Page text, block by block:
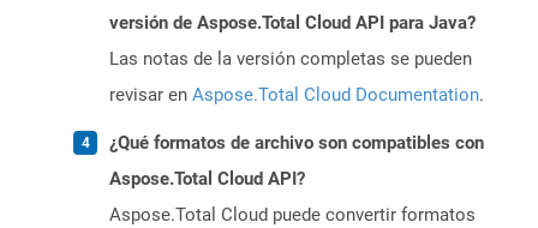
versión de Aspose.Total Cloud API para Java?
Las notas de la versión completas se pueden
revisar en Aspose.Total Cloud Documentation.
¿Qué formatos de archivo son compatibles con
Aspose.Total Cloud API?
Aspose.Total Cloud puede convertir formatos